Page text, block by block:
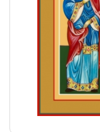
Ювелирные изделия